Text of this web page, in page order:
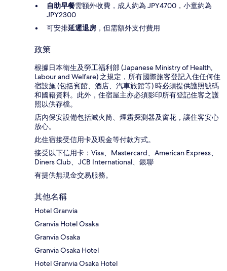
自助早餐需額外收費，成人約為 JPY4700，小童約為
JPY2300
可安排延遲退房 ，但需額外支付費用
政策
根據日本衛生及勞工福利部 (Japanese Ministry of Health,
Labour and Welfare) 之規定，所有國際旅客登記入住任何住
宿設施 (包括賓館、酒店、汽車旅館等) 時必須提供護照號碼
和國籍資料。此外，住宿屋主亦必須影印所有登記住客之護
照以供存檔。
店內保安設備包括滅火筒、煙霧探測器及窗花，讓住客安心
放心。
此住宿接受信用卡及現金等付款方式。
接受以下信用卡：Visa、Mastercard、American Express、
Diners Club、JCB International、銀聯
有提供無現金交易服務。
其他名稱
Hotel Granvia
Granvia Hotel Osaka
Granvia Osaka
Granvia Osaka Hotel
Hotel Granvia Osaka Hotel